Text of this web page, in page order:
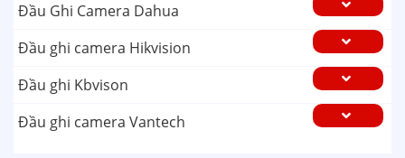
Đầu Ghi Camera Dahua
Đầu ghi camera Hikvision
Đầu ghi Kbvison
Đầu ghi camera Vantech